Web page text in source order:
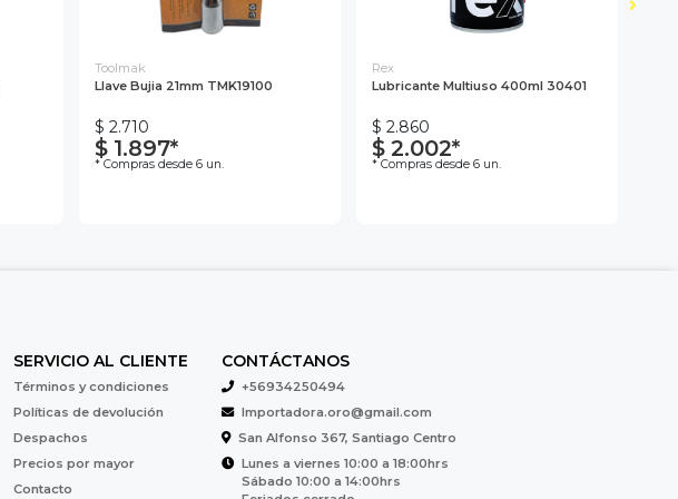
Toolmak
Llave Bujia 21mm TMK19100
$ 2.710
$ 1.897*
* Compras desde 6 un.
Rex
Lubricante Multiuso 400ml 30401
$ 2.860
$ 2.002*
* Compras desde 6 un.
SERVICIO AL CLIENTE
Términos y condiciones
Políticas de devolución
Despachos
Precios por mayor
Contacto
CONTÁCTANOS
+56934250494
Importadora.oro@gmail.com
San Alfonso 367, Santiago Centro
Lunes a viernes 10:00 a 18:00hrs
Sábado 10:00 a 14:00hrs